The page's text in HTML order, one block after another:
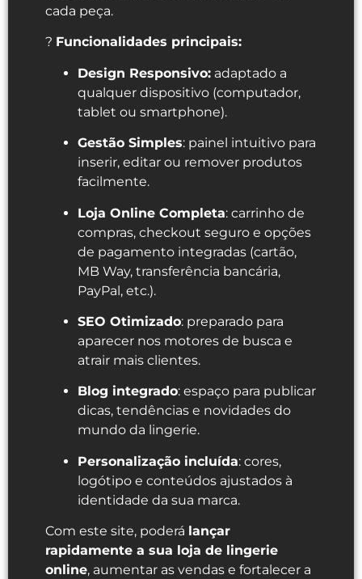
cada peça.
? Funcionalidades principais:
Design Responsivo: adaptado a
qualquer dispositivo (computador,
tablet ou smartphone).
Gestão Simples: painel intuitivo para
inserir, editar ou remover produtos
facilmente.
Loja Online Completa: carrinho de
compras, checkout seguro e opções
de pagamento integradas (cartão,
MB Way, transferência bancária,
PayPal, etc.).
SEO Otimizado: preparado para
aparecer nos motores de busca e
atrair mais clientes.
Blog integrado: espaço para publicar
dicas, tendências e novidades do
mundo da lingerie.
Personalização incluída: cores,
logótipo e conteúdos ajustados à
identidade da sua marca.
Com este site, poderá lançar
rapidamente a sua loja de lingerie
online, aumentar as vendas e fortalecer a